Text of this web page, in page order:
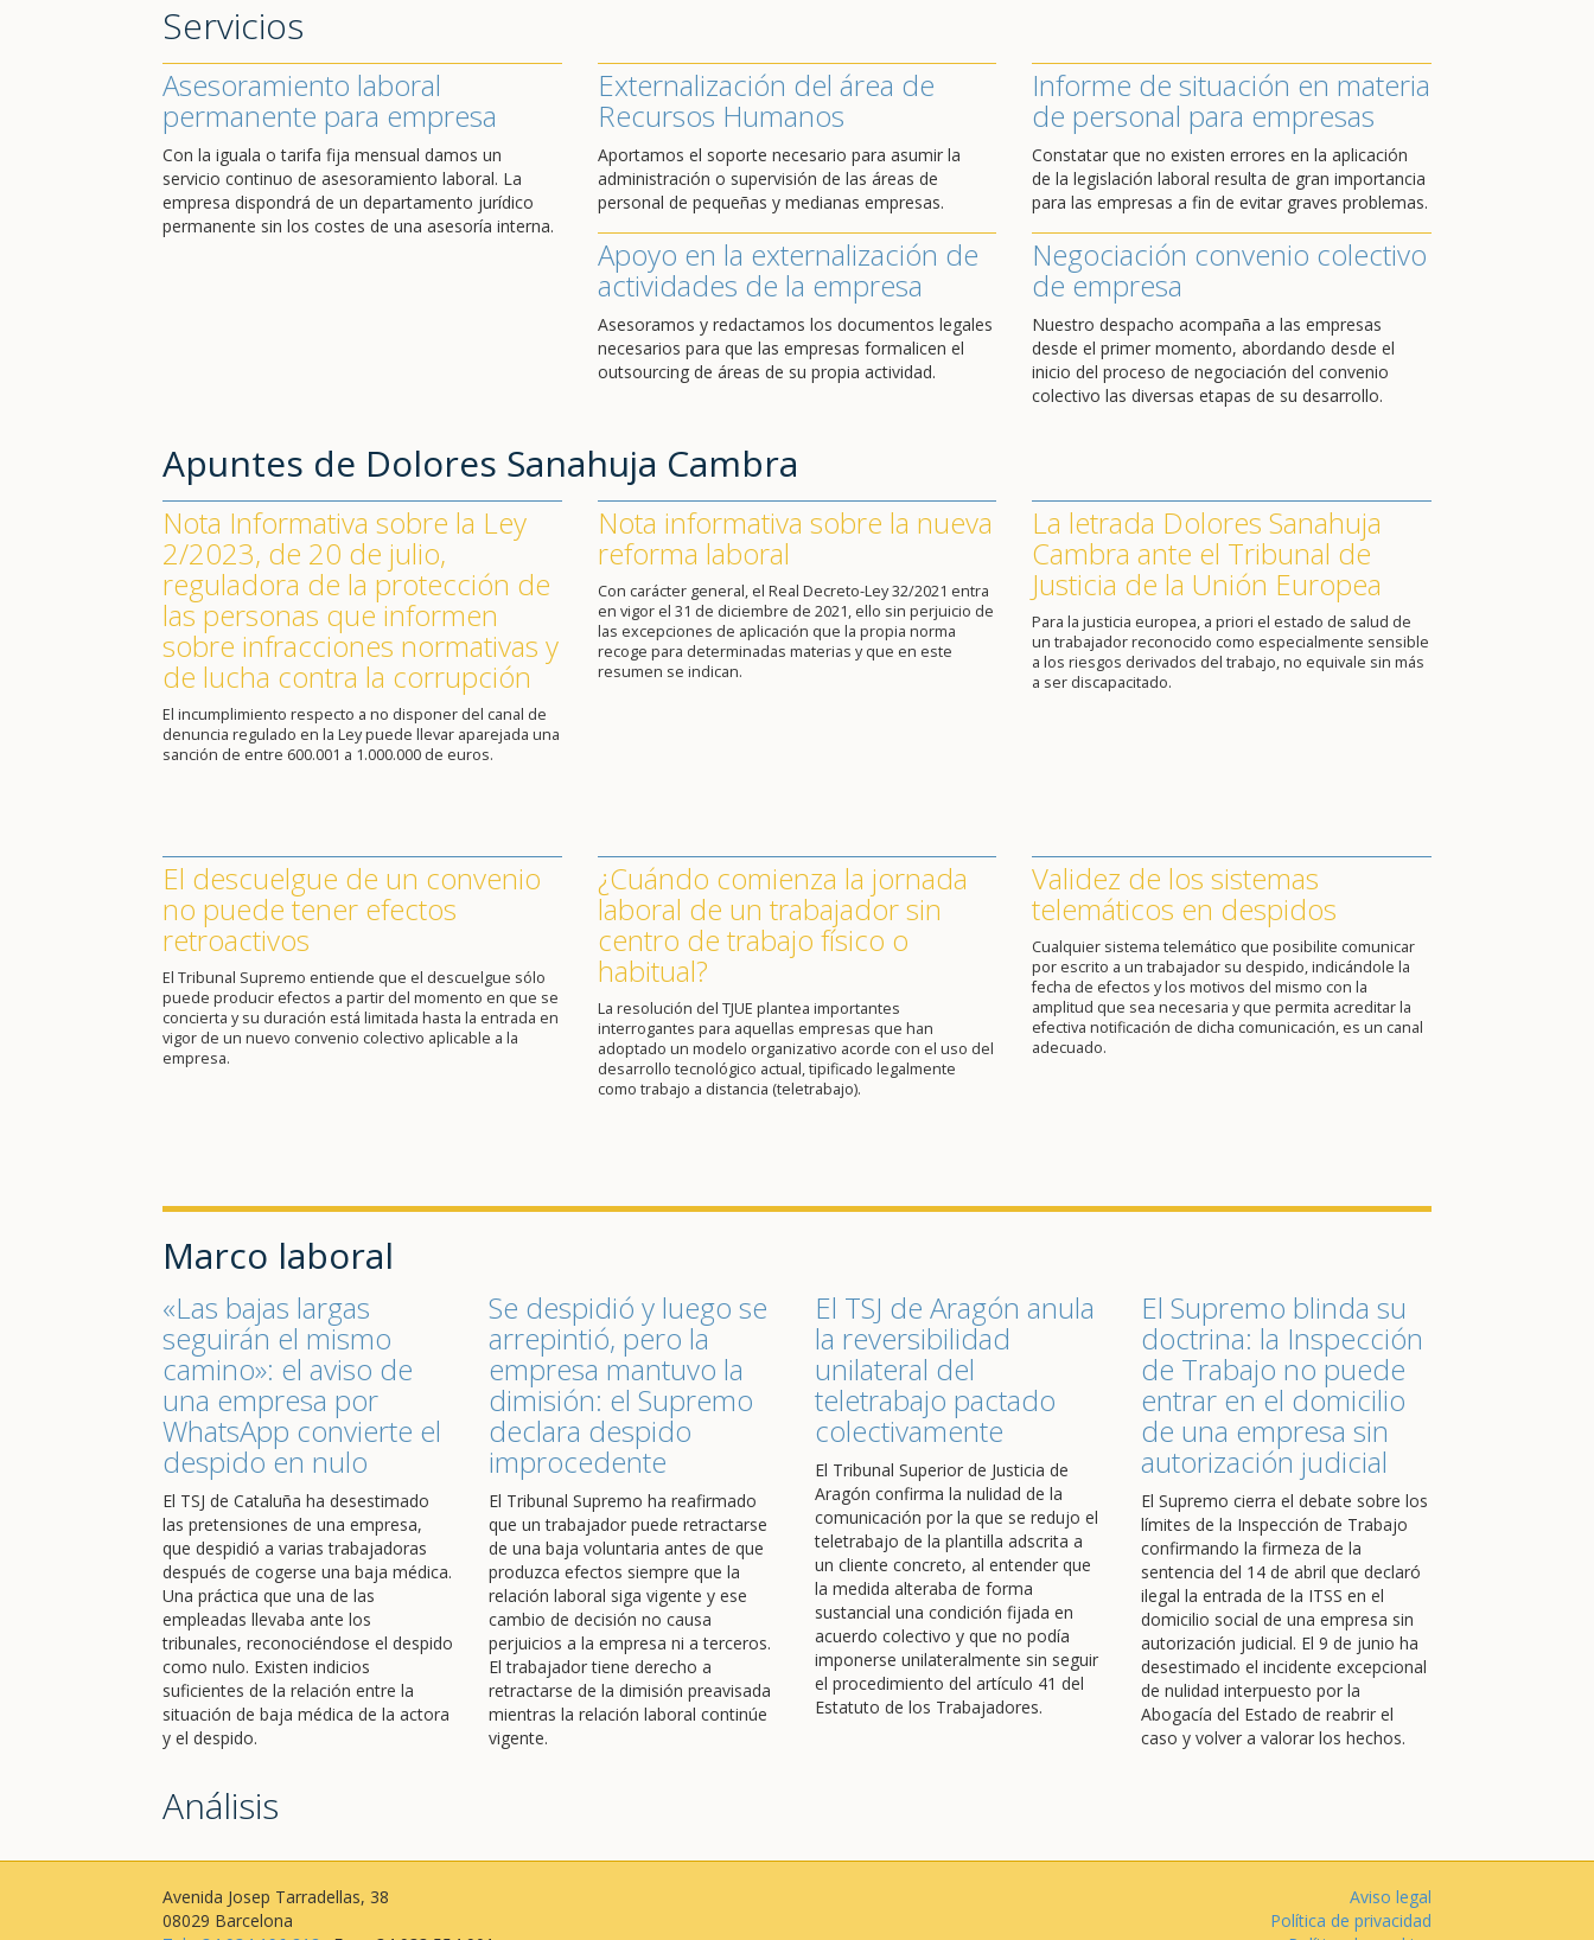
Servicios
Asesoramiento laboral
permanente para empresa
Con la iguala o tarifa fija mensual damos un
servicio continuo de asesoramiento laboral. La
empresa dispondrá de un departamento jurídico
permanente sin los costes de una asesoría interna.
Externalización del área de
Recursos Humanos
Aportamos el soporte necesario para asumir la
administración o supervisión de las áreas de
personal de pequeñas y medianas empresas.
Informe de situación en materia
de personal para empresas
Constatar que no existen errores en la aplicación
de la legislación laboral resulta de gran importancia
para las empresas a fin de evitar graves problemas.
Apoyo en la externalización de
actividades de la empresa
Asesoramos y redactamos los documentos legales
necesarios para que las empresas formalicen el
outsourcing de áreas de su propia actividad.
Negociación convenio colectivo
de empresa
Nuestro despacho acompaña a las empresas
desde el primer momento, abordando desde el
inicio del proceso de negociación del convenio
colectivo las diversas etapas de su desarrollo.
Apuntes de Dolores Sanahuja Cambra
Nota Informativa sobre la Ley
2/2023, de 20 de julio,
reguladora de la protección de
las personas que informen
sobre infracciones normativas y
de lucha contra la corrupción
El incumplimiento respecto a no disponer del canal de
denuncia regulado en la Ley puede llevar aparejada una
sanción de entre 600.001 a 1.000.000 de euros.
Nota informativa sobre la nueva
reforma laboral
Con carácter general, el Real Decreto-Ley 32/2021 entra
en vigor el 31 de diciembre de 2021, ello sin perjuicio de
las excepciones de aplicación que la propia norma
recoge para determinadas materias y que en este
resumen se indican.
La letrada Dolores Sanahuja
Cambra ante el Tribunal de
Justicia de la Unión Europea
Para la justicia europea, a priori el estado de salud de
un trabajador reconocido como especialmente sensible
a los riesgos derivados del trabajo, no equivale sin más
a ser discapacitado.
El descuelgue de un convenio
no puede tener efectos
retroactivos
El Tribunal Supremo entiende que el descuelgue sólo
puede producir efectos a partir del momento en que se
concierta y su duración está limitada hasta la entrada en
vigor de un nuevo convenio colectivo aplicable a la
empresa.
¿Cuándo comienza la jornada
laboral de un trabajador sin
centro de trabajo físico o
habitual?
La resolución del TJUE plantea importantes
interrogantes para aquellas empresas que han
adoptado un modelo organizativo acorde con el uso del
desarrollo tecnológico actual, tipificado legalmente
como trabajo a distancia (teletrabajo).
Validez de los sistemas
telemáticos en despidos
Cualquier sistema telemático que posibilite comunicar
por escrito a un trabajador su despido, indicándole la
fecha de efectos y los motivos del mismo con la
amplitud que sea necesaria y que permita acreditar la
efectiva notificación de dicha comunicación, es un canal
adecuado.
Marco laboral
«Las bajas largas
seguirán el mismo
camino»: el aviso de
una empresa por
WhatsApp convierte el
despido en nulo
El TSJ de Cataluña ha desestimado
las pretensiones de una empresa,
que despidió a varias trabajadoras
después de cogerse una baja médica.
Una práctica que una de las
empleadas llevaba ante los
tribunales, reconociéndose el despido
como nulo. Existen indicios
suficientes de la relación entre la
situación de baja médica de la actora
y el despido.
Se despidió y luego se
arrepintió, pero la
empresa mantuvo la
dimisión: el Supremo
declara despido
improcedente
El Tribunal Supremo ha reafirmado
que un trabajador puede retractarse
de una baja voluntaria antes de que
produzca efectos siempre que la
relación laboral siga vigente y ese
cambio de decisión no causa
perjuicios a la empresa ni a terceros.
El trabajador tiene derecho a
retractarse de la dimisión preavisada
mientras la relación laboral continúe
vigente.
El TSJ de Aragón anula
la reversibilidad
unilateral del
teletrabajo pactado
colectivamente
El Tribunal Superior de Justicia de
Aragón confirma la nulidad de la
comunicación por la que se redujo el
teletrabajo de la plantilla adscrita a
un cliente concreto, al entender que
la medida alteraba de forma
sustancial una condición fijada en
acuerdo colectivo y que no podía
imponerse unilateralmente sin seguir
el procedimiento del artículo 41 del
Estatuto de los Trabajadores.
El Supremo blinda su
doctrina: la Inspección
de Trabajo no puede
entrar en el domicilio
de una empresa sin
autorización judicial
El Supremo cierra el debate sobre los
límites de la Inspección de Trabajo
confirmando la firmeza de la
sentencia del 14 de abril que declaró
ilegal la entrada de la ITSS en el
domicilio social de una empresa sin
autorización judicial. El 9 de junio ha
desestimado el incidente excepcional
de nulidad interpuesto por la
Abogacía del Estado de reabrir el
caso y volver a valorar los hechos.
Análisis
Avenida Josep Tarradellas, 38
08029 Barcelona
Aviso legal
Política de privacidad